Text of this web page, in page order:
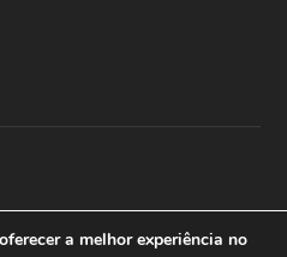
a melhor experiência no